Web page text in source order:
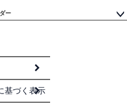
ー
基づく表示